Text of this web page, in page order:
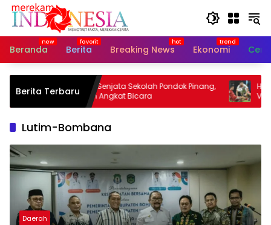
Langsung
Beranda
Berita Breaking News Ekonomi
Berita Terbaru
Ratusan Senjata Sekolah Pondok Pinang,
Yayasan Angkat Bicara
Hai
Vietnam
Lutim-Bombana
Daerah